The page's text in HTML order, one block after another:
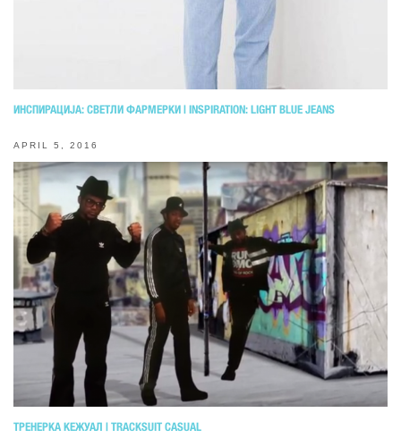
ИНСПИРАЦИЈА: СВЕТЛИ ФАРМЕРКИ | INSPIRATION: LIGHT BLUE JEANS
APRIL 5, 2016
ТРЕНЕРКА КЕЖУАЛ | TRACKSUIT CASUAL